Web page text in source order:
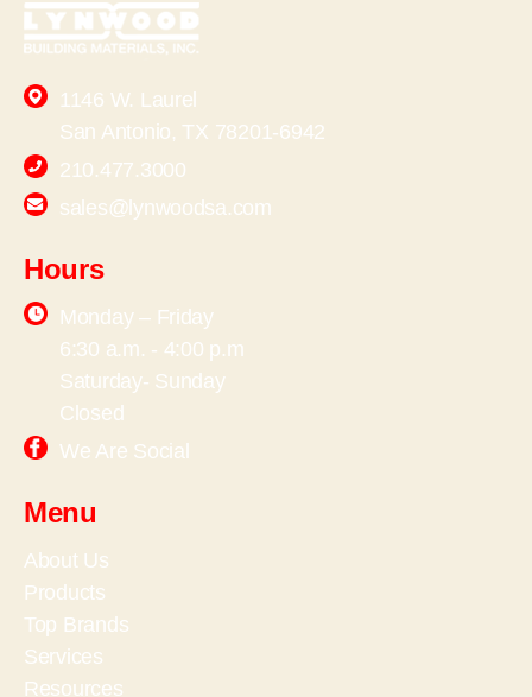
1146 W. Laurel
San Antonio, TX 78201-6942
210.477.3000
sales@lynwoodsa.com
Hours
Monday – Friday
6:30 a.m. - 4:00 p.m
Saturday- Sunday
Closed
We Are Social
Menu
About Us
Products
Top Brands
Services
Resources